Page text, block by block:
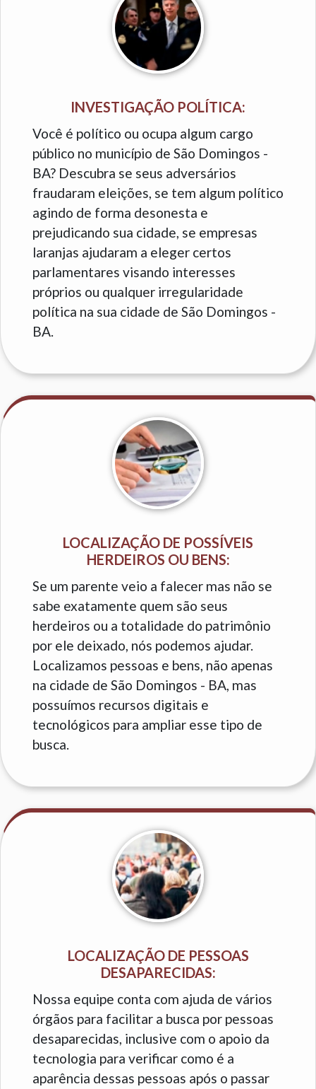
INVESTIGAÇÃO POLÍTICA:
Você é político ou ocupa algum cargo
público no município de São Domingos -
BA? Descubra se seus adversários
fraudaram eleições, se tem algum político
agindo de forma desonesta e
prejudicando sua cidade, se empresas
laranjas ajudaram a eleger certos
parlamentares visando interesses
próprios ou qualquer irregularidade
política na sua cidade de São Domingos -
BA.
LOCALIZAÇÃO DE POSSÍVEIS
HERDEIROS OU BENS:
Se um parente veio a falecer mas não se
sabe exatamente quem são seus
herdeiros ou a totalidade do patrimônio
por ele deixado, nós podemos ajudar.
Localizamos pessoas e bens, não apenas
na cidade de São Domingos - BA, mas
possuímos recursos digitais e
tecnológicos para ampliar esse tipo de
busca.
LOCALIZAÇÃO DE PESSOAS
DESAPARECIDAS:
Nossa equipe conta com ajuda de vários
órgãos para facilitar a busca por pessoas
desaparecidas, inclusive com o apoio da
tecnologia para verificar como é a
aparência dessas pessoas após o passar